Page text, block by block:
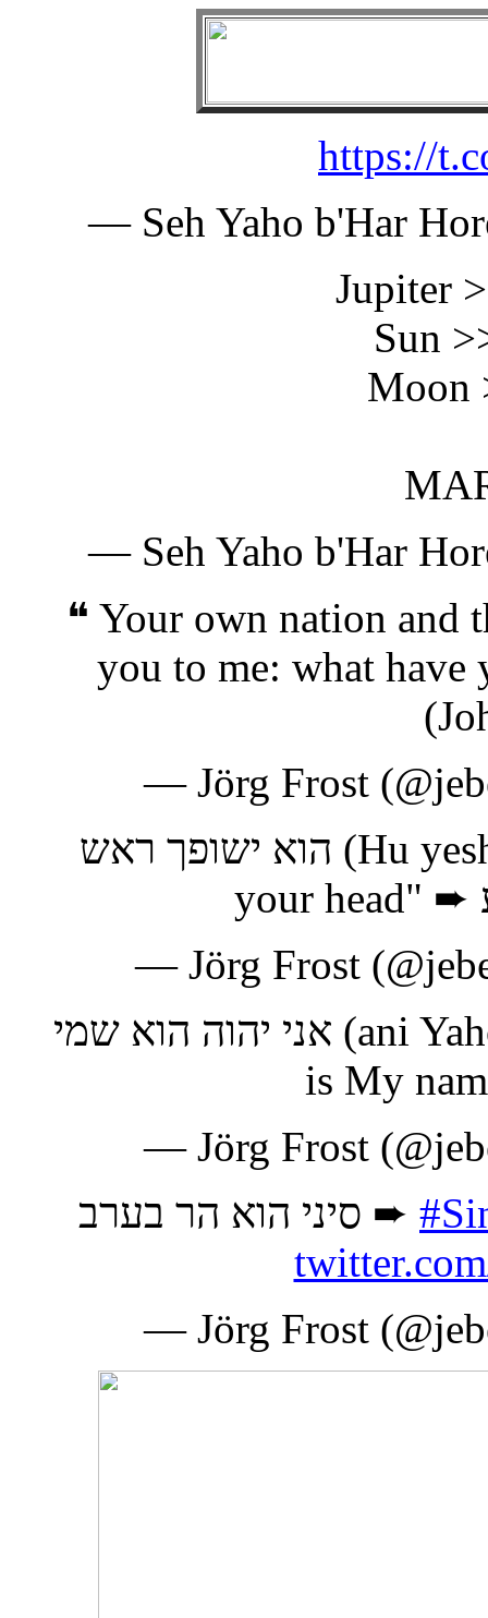
https://
— Seh Yaho b'Har
Jupiter
Sun
Moon
— Seh Yaho b'Har
❝ Your own nation and
you to me: what have
— Jörg Frost
הוא ישופך ראש (Hu yeshuphka rosh) "He shall bruise
— Jörg Frost
אני יהוה הוא שמי (ani Yaho hu shemi) ➨ "I am Jaho, that
is My
— Jörg Frost
סיני הוא הר בערב ➨
— Jörg Frost